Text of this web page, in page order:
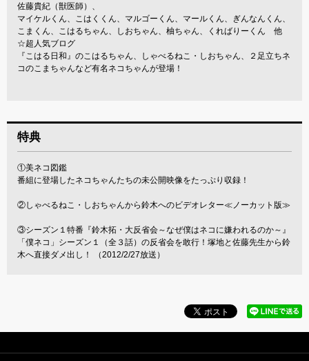
佐藤貴紀（獣医師）、
マイケルくん、こはくくん、マルゴーくん、マールくん、ぎんなんくん、
こまくん、こはるちゃん、しおちゃん、柚ちゃん、くればりーくん 他
☆超人気ブログ
『こはる日和』のこはるちゃん、しゃべるねこ・しおちゃん、２足立ちネ
コのこまちゃんなど有名ネコちゃんが登場！
特典
①美ネコ図鑑
番組に登場したネコちゃんたちの未公開映像をたっぷり収録！
②しゃべるねこ・しおちゃんから鈴木へのビデオレター≪ノーカット版≫
③シーズン１特番『鈴木拓・大反省会～なぜ僕はネコに嫌われるのか～』
「僕ネコ」シーズン１（全３話）の反省会を敢行！塚地と佐藤先生から鈴
木へ直接ダメ出し！ （2012/2/27放送）